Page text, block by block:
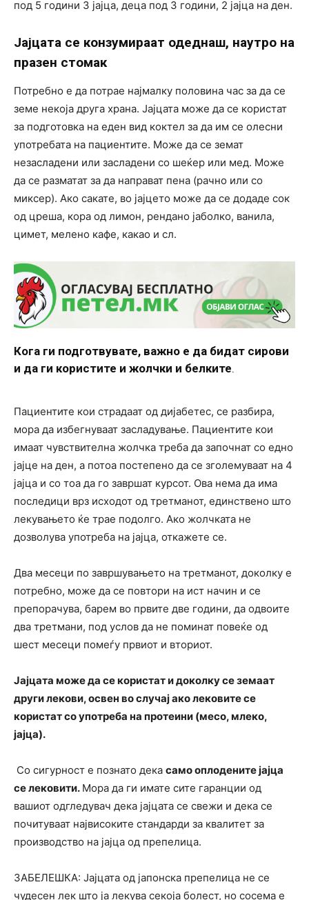
под 5 години 3 јајца, деца под 3 години, 2 јајца на ден.
Јајцата се конзумираат одеднаш, наутро на
празен стомак
Потребно е да потрае најмалку половина час за да се
земе некоја друга храна. Јајцата може да се користат
за подготовка на еден вид коктел за да им се олесни
употребата на пациентите. Може да се земат
незасладени или засладени со шеќер или мед. Може
да се разматат за да направат пена (рачно или со
миксер). Ако сакате, во јајцето може да се додаде сок
од цреша, кора од лимон, рендано јаболко, ванила,
цимет, мелено кафе, какао и сл.
Кога ги подготвувате, важно е да бидат сирови
и да ги користите и жолчки и белките.
Пациентите кои страдаат од дијабетес, се разбира,
мора да избегнуваат засладување. Пациентите кои
имаат чувствителна жолчка треба да започнат со едно
јајце на ден, а потоа постепено да се зголемуваат на 4
јајца и со тоа да го завршат курсот. Ова нема да има
последици врз исходот од третманот, единствено што
лекувањето ќе трае подолго. Ако жолчката не
дозволува употреба на јајца, откажете се.
Два месеци по завршувањето на третманот, доколку е
потребно, може да се повтори на ист начин и се
препорачува, барем во првите две години, да одвоите
два третмани, под услов да не поминат повеќе од
шест месеци помеѓу првиот и вториот.
Јајцата може да се користат и доколку се земаат
други лекови, освен во случај ако лековите се
користат со употреба на протеини (месо, млеко,
јајца).
Со сигурност е познато дека само оплодените јајца
се лековити. Мора да ги имате сите гаранции од
вашиот одгледувач дека јајцата се свежи и дека се
почитуваат највисоките стандарди за квалитет за
производство на јајца од препелица.
ЗАБЕЛЕШКА: Јајцата од јапонска препелица не се
чудесен лек што ја лекува секоја болест, но сосема е